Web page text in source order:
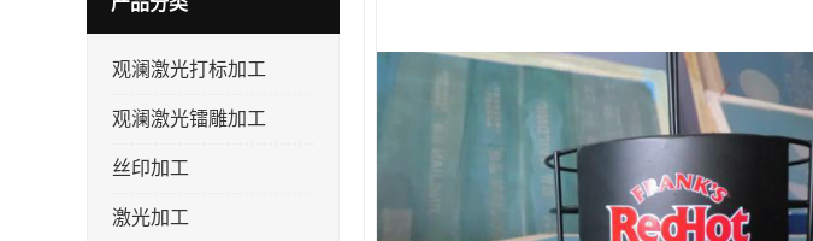
观澜激光打标加工
观澜激光镭雕加工
丝印加工
激光加工